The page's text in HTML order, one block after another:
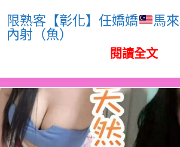
限熟客【彰化】任嬌嬌
馬
內射（魚）
閱讀全文